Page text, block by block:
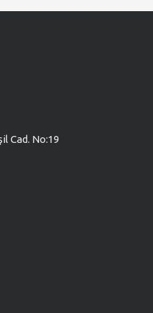
Cad. No:19